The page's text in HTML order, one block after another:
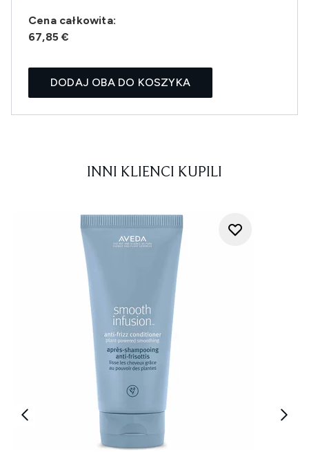
Cena całkowita:
67,85 €
DODAJ OBA DO KOSZYKA
INNI KLIENCI KUPILI